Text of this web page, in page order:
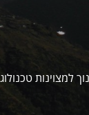
טכנולוגית